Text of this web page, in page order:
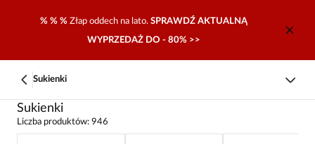
% % % Złap oddech na lato. SPRAWDŹ AKTUALNĄ
WYPRZEDAŻ DO - 80% >>
Sukienki
Sukienki
Liczba produktów: 946